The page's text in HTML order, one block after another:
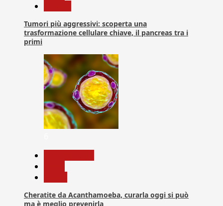
Tumori più aggressivi: scoperta una
trasformazione cellulare chiave, il pancreas tra i
primi
Cheratite da Acanthamoeba, curarla oggi si può
ma è meglio prevenirla